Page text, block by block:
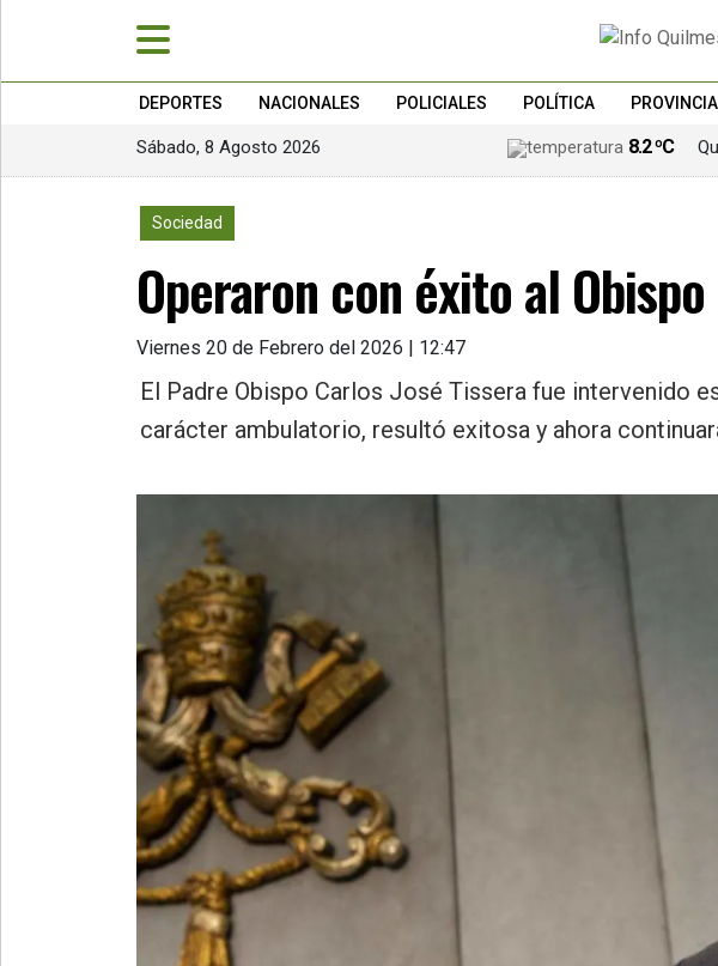
DEPORTES NACIONALES POLICIALES POLÍTICA PROVINCIA
Sábado, 8 Agosto 2026 8.2 ºC
Sociedad
Operaron con éxito al
Viernes 20 de Febrero del 2026 | 12:47
El Padre Obispo Carlos José Tissera fue intervenido
carácter ambulatorio, resultó exitosa y ahora